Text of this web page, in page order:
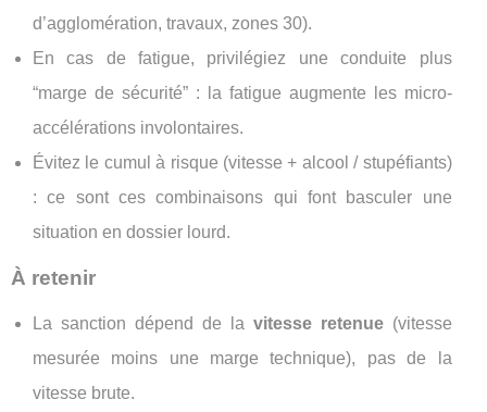
d’agglomération, travaux, zones 30).
En cas de fatigue, privilégiez une conduite plus
“marge de sécurité” : la fatigue augmente les micro-
accélérations involontaires.
Évitez le cumul à risque (vitesse + alcool / stupéfiants)
: ce sont ces combinaisons qui font basculer une
situation en dossier lourd.
À retenir
La sanction dépend de la vitesse retenue(vitesse
mesurée moins une marge technique), pas de la
vitesse brute.